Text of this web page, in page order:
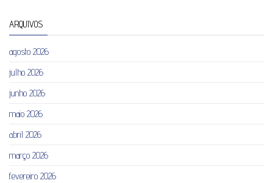
ARQUIVOS
agosto 2026
julho 2026
junho 2026
maio 2026
abril 2026
março 2026
fevereiro 2026